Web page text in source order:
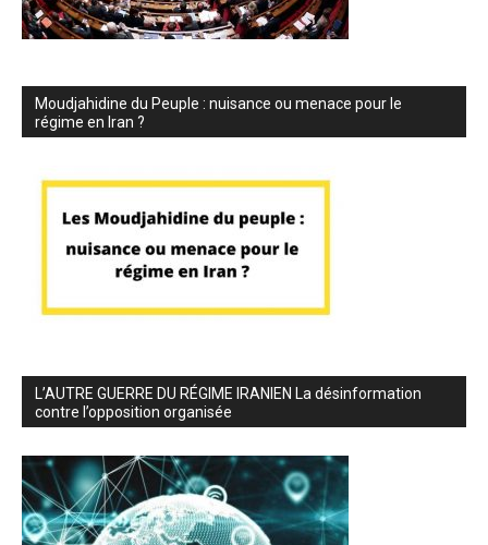
Moudjahidine du Peuple : nuisance ou menace pour le
régime en Iran ?
L’AUTRE GUERRE DU RÉGIME IRANIEN La désinformation
contre l’opposition organisée